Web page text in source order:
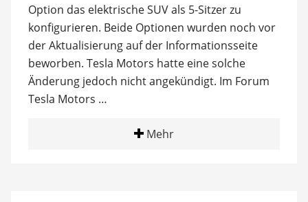
Option das elektrische SUV als 5-Sitzer zu
konfigurieren. Beide Optionen wurden noch vor
der Aktualisierung auf der Informationsseite
beworben. Tesla Motors hatte eine solche
Änderung jedoch nicht angekündigt. Im Forum
Tesla Motors …
Mehr